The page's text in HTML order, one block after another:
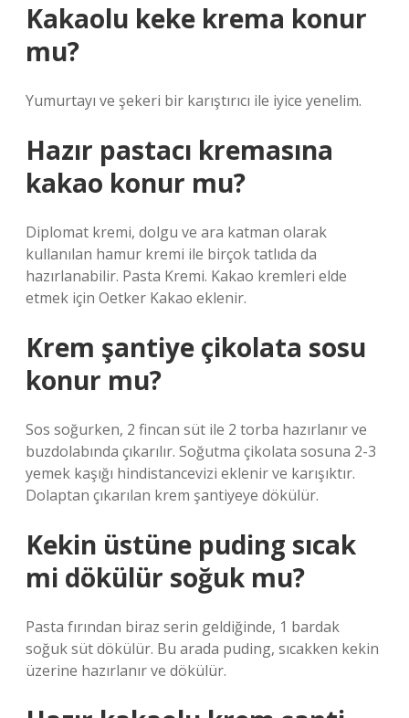
Kakaolu keke krema konur
mu?
Yumurtayı ve şekeri bir karıştırıcı ile iyice yenelim.
Hazır pastacı kremasına
kakao konur mu?
Diplomat kremi, dolgu ve ara katman olarak
kullanılan hamur kremi ile birçok tatlıda da
hazırlanabilir. Pasta Kremi. Kakao kremleri elde
etmek için Oetker Kakao eklenir.
Krem şantiye çikolata sosu
konur mu?
Sos soğurken, 2 fincan süt ile 2 torba hazırlanır ve
buzdolabında çıkarılır. Soğutma çikolata sosuna 2-3
yemek kaşığı hindistancevizi eklenir ve karışıktır.
Dolaptan çıkarılan krem ​​şantiyeye dökülür.
Kekin üstüne puding sıcak
mi dökülür soğuk mu?
Pasta fırından biraz serin geldiğinde, 1 bardak
soğuk süt dökülür. Bu arada puding, sıcakken kekin
üzerine hazırlanır ve dökülür.